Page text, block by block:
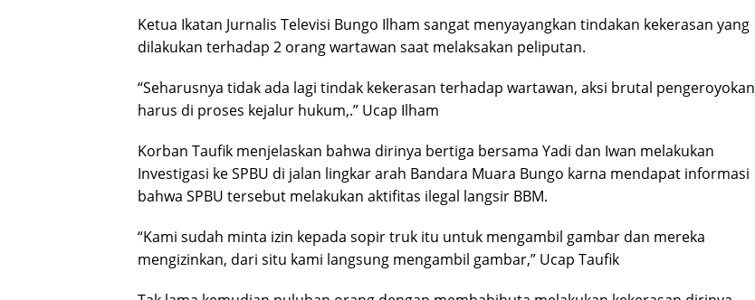
Ketua Ikatan Jurnalis Televisi Bungo Ilham sangat menyayangkan tindakan kekerasan yang
dilakukan terhadap 2 orang wartawan saat melaksakan peliputan.
“Seharusnya tidak ada lagi tindak kekerasan terhadap wartawan, aksi brutal pengeroyokan
harus di proses kejalur hukum,.” Ucap Ilham
Korban Taufik menjelaskan bahwa dirinya bertiga bersama Yadi dan Iwan melakukan
Investigasi ke SPBU di jalan lingkar arah Bandara Muara Bungo karna mendapat informasi
bahwa SPBU tersebut melakukan aktifitas ilegal langsir BBM.
“Kami sudah minta izin kepada sopir truk itu untuk mengambil gambar dan mereka
mengizinkan, dari situ kami langsung mengambil gambar,” Ucap Taufik